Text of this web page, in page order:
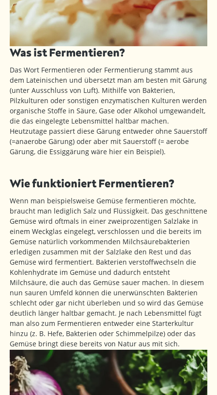
Was ist Fermentieren?
Das Wort Fermentieren oder Fermentierung stammt aus
dem Lateinischen und übersetzt man am besten mit Gärung
(unter Ausschluss von Luft). Mithilfe von Bakterien,
Pilzkulturen oder sonstigen enzymatischen Kulturen werden
organische Stoffe in Säure, Gase oder Alkohol umgewandelt,
die das eingelegte Lebensmittel haltbar machen.
Heutzutage passiert diese Gärung entweder ohne Sauerstoff
(=anaerobe Gärung) oder aber mit Sauerstoff (= aerobe
Gärung, die Essiggärung wäre hier ein Beispiel).
Wie funktioniert Fermentieren?
Wenn man beispielsweise Gemüse fermentieren möchte,
braucht man lediglich Salz und Flüssigkeit. Das geschnittene
Gemüse wird oftmals in einer zweiprozentigen Salzlake in
einem Weckglas eingelegt, verschlossen und die bereits im
Gemüse natürlich vorkommenden Milchsäurebakterien
erledigen zusammen mit der Salzlake den Rest und das
Gemüse wird fermentiert. Bakterien verstoffwechseln die
Kohlenhydrate im Gemüse und dadurch entsteht
Milchsäure, die auch das Gemüse sauer machen. In diesem
nun sauren Umfeld können die unerwünschten Bakterien
schlecht oder gar nicht überleben und so wird das Gemüse
deutlich länger haltbar gemacht. Je nach Lebensmittel fügt
man also zum Fermentieren entweder eine Starterkultur
hinzu (z. B. Hefe, Bakterien oder Schimmelpilze) oder das
Gemüse bringt diese bereits von Natur aus mit sich.